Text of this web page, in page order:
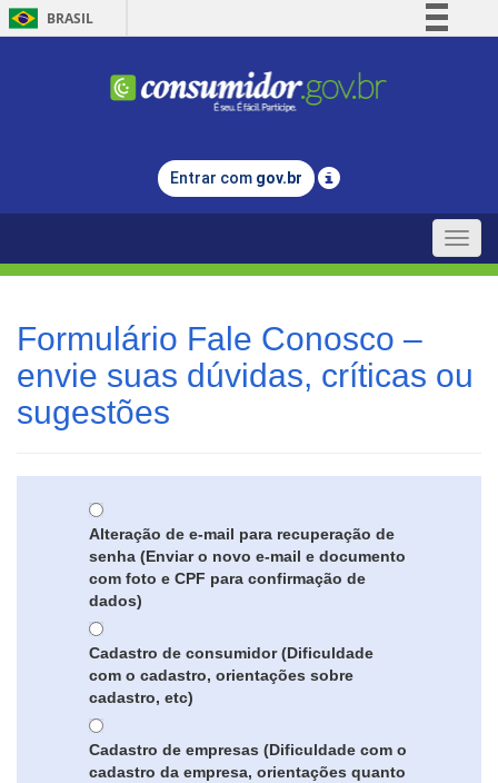
BRASIL
Comunica BR
Legislação
Entrar com gov.br
Toggle
Formulário Fale Conosco –
envie suas dúvidas, críticas ou
sugestões
Alteração de e-mail para recuperação de
senha (Enviar o novo e-mail e documento
com foto e CPF para confirmação de
dados)
Cadastro de consumidor (Dificuldade
com o cadastro, orientações sobre
cadastro, etc)
Cadastro de empresas (Dificuldade com o
cadastro da empresa, orientações quanto